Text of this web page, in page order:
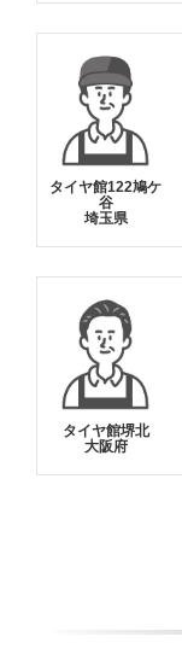
タイヤ館122鳩ケ
谷
埼玉県
タイヤ館堺北
大阪府